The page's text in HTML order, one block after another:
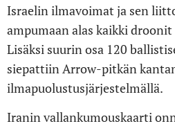
Israelin ilmavoimat ja sen
ampumaan alas kaikki
Lisäksi suurin osa 120
siepattiin Arrow-pitkän
ilmapuolustusjärjestelmällä.
Iranin vallankumouskaarti